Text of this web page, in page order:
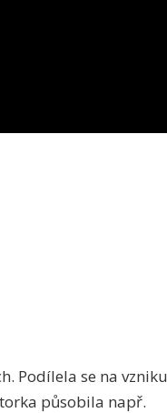
Podílela se na vzniku
působila např.